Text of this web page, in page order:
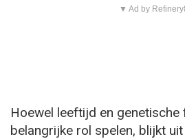
▼ Ad by
Hoewel leeftijd en genetische
belangrijke rol spelen, blijkt